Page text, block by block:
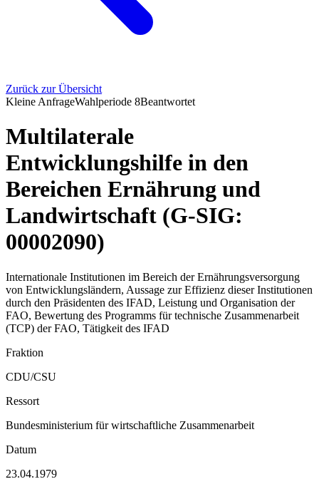
Zurück zur Übersicht
Kleine AnfrageWahlperiode 8Beantwortet
Multilaterale
Entwicklungshilfe in den
Bereichen Ernährung und
Landwirtschaft (G-SIG:
00002090)
Internationale Institutionen im Bereich der Ernährungsversorgung
von Entwicklungsländern, Aussage zur Effizienz dieser Institutionen
durch den Präsidenten des IFAD, Leistung und Organisation der
FAO, Bewertung des Programms für technische Zusammenarbeit
(TCP) der FAO, Tätigkeit des IFAD
Fraktion
CDU/CSU
Ressort
Bundesministerium für wirtschaftliche Zusammenarbeit
Datum
23.04.1979